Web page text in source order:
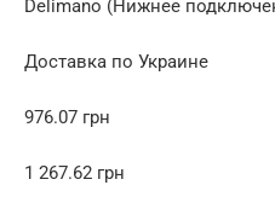
Delimano (Нижнее
Доставка по Украине
976.07 грн
1 267.62 грн